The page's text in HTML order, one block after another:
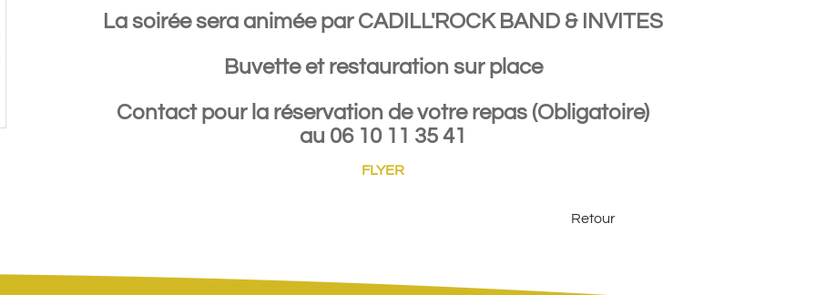
La soirée sera animée par CADILL'ROCK BAND & INVITES
Buvette et restauration sur place
Contact pour la réservation de votre repas (Obligatoire)
au 06 10 11 35 41
FLYER
Retour